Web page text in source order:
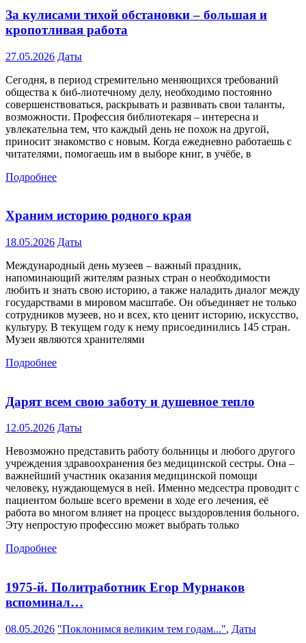
За кулисами тихой обстановки – большая и
кропотливая работа
27.05.2026 Даты
Сегодня, в период стремительно меняющихся требований
общества к биб-лиотечному делу, необходимо постоянно
совершенствоваться, раскрывать и развивать свои таланты,
возможности. Профессия библиотекаря – интересна и
увлекательна тем, что каждый день не похож на другой,
приносит знакомство с новым. Когда ежедневно работаешь с
читателями, помогаешь им в выборе книг, в учёбе, в
Подробнее
Храним историю родного края
18.05.2026 Даты
Международный день музеев – важный праздник,
напоминающий жителям разных стран о необходимости
любить и знать свою историю, а также наладить диалог между
государствами в мировом масштабе. Он объединяет не только
сотрудников музеев, но и всех, кто ценит историю, искусство,
культуру. В текущем году к нему присоединились 145 стран.
Музеи являются хранителями
Подробнее
Дарят всем свою заботу и душевное тепло
12.05.2026 Даты
Невозможно представить работу больницы и любого другого
учреждения здравоохранения без медицинской сестры. Она –
важнейший участник оказания медицинской помощи
человеку, нуждающемуся в ней. Именно медсестра проводит с
пациентом больше всего времени в ходе его лечения, её
работа во многом влияет на процесс выздоровления больного.
Эту непростую профессию может выбрать только
Подробнее
1975-й. Политработник Егор Мурнаков
вспоминал…
08.05.2026 "Поклонимся великим тем годам...", Даты